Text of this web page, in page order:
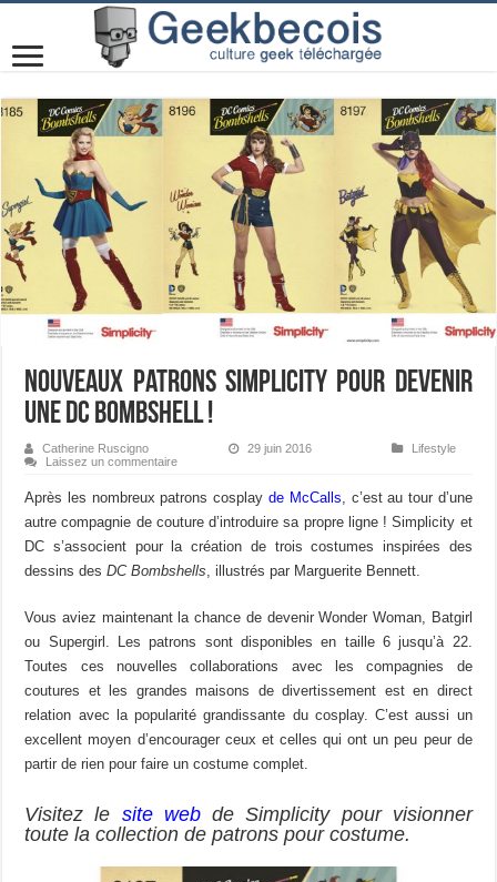
Nouveaux patrons Simplicity pour devenir
une DC Bombshell !
Catherine Ruscigno 29 juin 2016
Lifestyle
Laissez un commentaire
Après les nombreux patrons cosplay de McCalls , c’est au tour d’une
autre compagnie de couture d’introduire sa propre ligne ! Simplicity et
DC s’associent pour la création de trois costumes inspirées des
dessins desDC Bombshells , illustrés par Marguerite Bennett.
Vous aviez maintenant la chance de devenir Wonder Woman, Batgirl
ou Supergirl. Les patrons sont disponibles en taille 6 jusqu’à 22.
Toutes ces nouvelles collaborations avec les compagnies de
coutures et les grandes maisons de divertissement est en direct
relation avec la popularité grandissante du cosplay. C’est aussi un
excellent moyen d’encourager ceux et celles qui ont un peu peur de
partir de rien pour faire un costume complet.
Visitez le site webde Simplicity pour visionner
toute la collection de patrons pour costume.